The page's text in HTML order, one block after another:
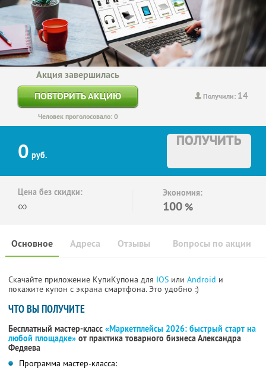
Получили: 14
Акция завершилась
ПОВТОРИТЬ АКЦИЮ
Человек проголосовало: 0
0 руб.
ПОЛУЧИТЬ
Цена без скидки:
∞
Экономия:
100 %
Основное Отзывы Вопросы по акции
Адреса
Скачайте приложение КупиКупона для IOS или Android и
покажите купон с экрана смартфона. Это удобно :)
ЧТО ВЫ ПОЛУЧИТЕ
Бесплатный мастер-класс «Маркетплейсы 2026: быстрый старт на
любой площадке» от практика товарного бизнеса Александра
Федяева
Программа мастер-класса: